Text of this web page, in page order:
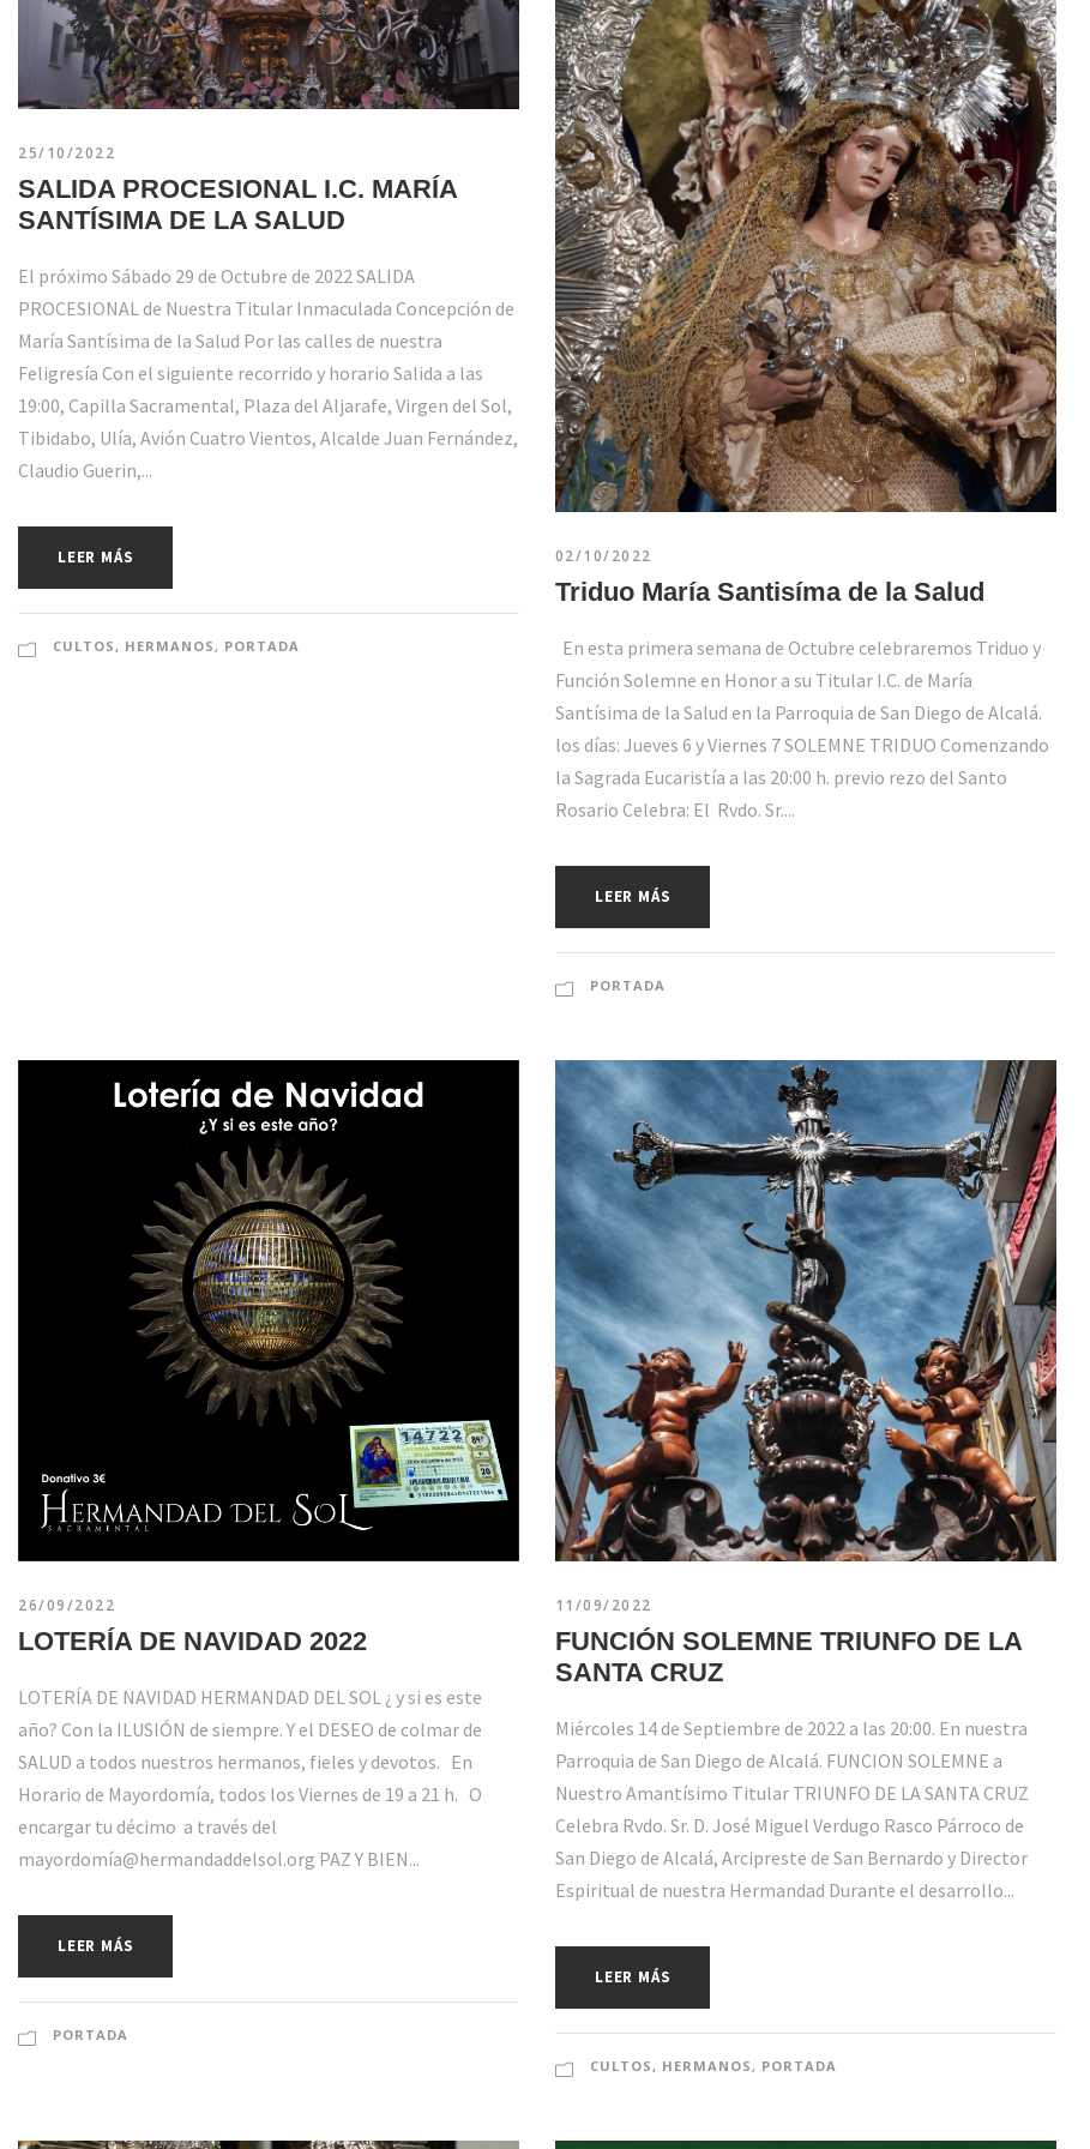
25/10/2022
SALIDA PROCESIONAL I.C. MARÍA
SANTÍSIMA DE LA SALUD
El próximo Sábado 29 de Octubre de 2022 SALIDA
PROCESIONAL de Nuestra Titular Inmaculada Concepción de
María Santísima de la Salud Por las calles de nuestra
Feligresía Con el siguiente recorrido y horario Salida a las
19:00, Capilla Sacramental, Plaza del Aljarafe, Virgen del Sol,
Tibidabo, Ulía, Avión Cuatro Vientos, Alcalde Juan Fernández,
Claudio Guerin,...
LEER MÁS
CULTOS, HERMANOS, PORTADA
02/10/2022
Triduo María Santisíma de la Salud
En esta primera semana de Octubre celebraremos Triduo y
Función Solemne en Honor a su Titular I.C. de María
Santísima de la Salud en la Parroquia de San Diego de Alcalá.
los días: Jueves 6 y Viernes 7 SOLEMNE TRIDUO Comenzando
la Sagrada Eucaristía a las 20:00 h. previo rezo del Santo
Rosario Celebra: El Rvdo. Sr....
LEER MÁS
PORTADA
26/09/2022
LOTERÍA DE NAVIDAD 2022
LOTERÍA DE NAVIDAD HERMANDAD DEL SOL ¿ y si es este
año? Con la ILUSIÓN de siempre. Y el DESEO de colmar de
SALUD a todos nuestros hermanos, fieles y devotos. En
Horario de Mayordomía, todos los Viernes de 19 a 21 h. O
encargar tu décimo a través del
mayordomía@hermandaddelsol.org PAZ Y BIEN...
LEER MÁS
PORTADA
11/09/2022
FUNCIÓN SOLEMNE TRIUNFO DE LA
SANTA CRUZ
Miércoles 14 de Septiembre de 2022 a las 20:00. En nuestra
Parroquia de San Diego de Alcalá. FUNCION SOLEMNE a
Nuestro Amantísimo Titular TRIUNFO DE LA SANTA CRUZ
Celebra Rvdo. Sr. D. José Miguel Verdugo Rasco Párroco de
San Diego de Alcalá, Arcipreste de San Bernardo y Director
Espiritual de nuestra Hermandad Durante el desarrollo...
LEER MÁS
CULTOS, HERMANOS, PORTADA